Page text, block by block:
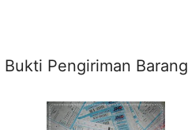
Bukti Pengiriman Barang